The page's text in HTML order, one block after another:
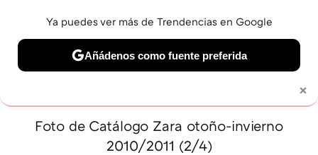
BELLEZA SHOPPING VIAJES GASTRO SNEAKERS
Foto de Catálogo Zara otoño-invierno
2010/2011 (2/4)
×
Ya puedes ver más de Trendencias en Google
Añádenos como fuente preferida